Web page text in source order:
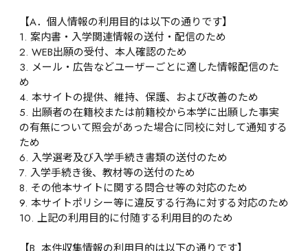
【A．個人情報の利用目的は以下の通りです】
1. 案内書・入学関連情報の送付・配信のため
2. WEB出願の受付、本人確認のため
3. メール・広告などユーザーごとに適した情報配信のた
め
4. 本サイトの提供、維持、保護、および改善のため
5. 出願者の在籍校または前籍校から本学に出願した事実
の有無について照会があった場合に同校に対して通知する
ため
6. 入学選考及び入学手続き書類の送付のため
7. 入学手続き後、教材等の送付のため
8. その他本サイトに関する問合せ等の対応のため
9. 本サイトポリシー等に違反する行為に対する対応のため
10. 上記の利用目的に付随する利用目的のため